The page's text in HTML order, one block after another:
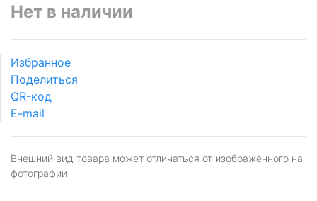
Нет в наличии
Избранное
Поделиться
QR-код
E-mail
Внешний вид товара может отличаться от изображённого на
фотографии